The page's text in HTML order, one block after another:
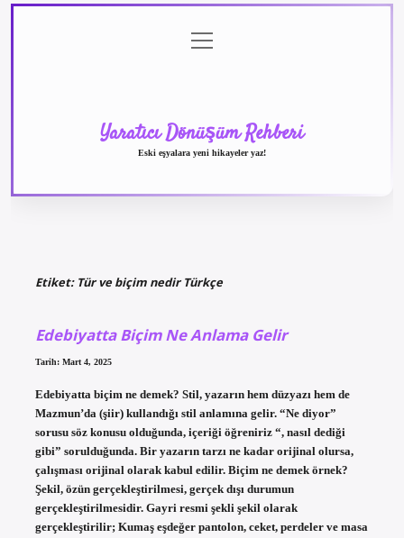
menüyü
aç
Yaratıcı Dönüşüm Rehberi
Eski eşyalara yeni hikayeler yaz!
Etiket: Tür ve biçim nedir Türkçe
Edebiyatta Biçim Ne Anlama Gelir
Tarih: Mart 4, 2025
Edebiyatta biçim ne demek? Stil, yazarın hem düzyazı hem de
Mazmun’da (şiir) kullandığı stil anlamına gelir. “Ne diyor”
sorusu söz konusu olduğunda, içeriği öğreniriz “, nasıl dediği
gibi” sorulduğunda. Bir yazarın tarzı ne kadar orijinal olursa,
çalışması orijinal olarak kabul edilir. Biçim ne demek örnek?
Şekil, özün gerçekleştirilmesi, gerçek dışı durumun
gerçekleştirilmesidir. Gayri resmi şekli şekil olarak
gerçekleştirilir; Kumaş eşdeğer pantolon, ceket, perdeler ve masa